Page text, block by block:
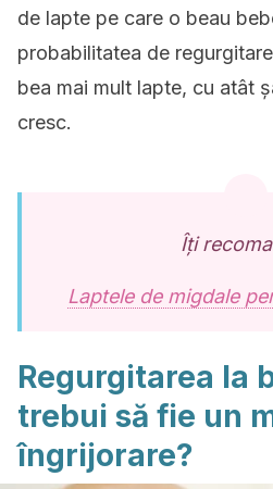
de lapte pe care o beau
probabilitatea de
bea mai mult lapte, cu atât
cresc.
Îți
Laptele de migdale
Regurgitarea la
trebui să fie un
îngrijorare?